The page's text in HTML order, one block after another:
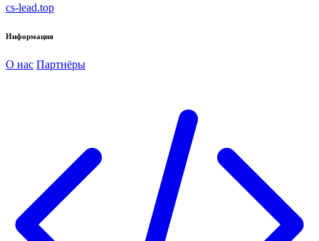
cs-lead.top
Информация
О нас Партнёры